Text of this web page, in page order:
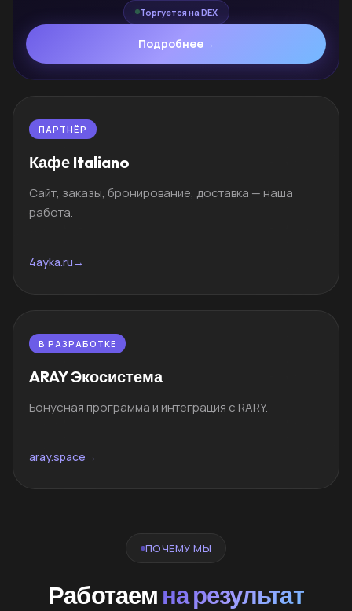
Торгуется на DEX
Подробнее→
ПАРТНЁР
Кафе Italiano
Сайт, заказы, бронирование, доставка — наша
работа.
4ayka.ru→
В РАЗРАБОТКЕ
ARAY Экосистема
Бонусная программа и интеграция с RARY.
aray.space→
ПОЧЕМУ МЫ
Работаем на результат